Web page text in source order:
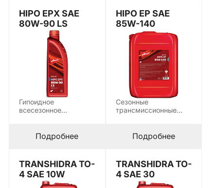
HIPO EPX SAE
80W-90 LS
Гипоидное
всесезонное
системой
противозадирных
ограничивающий…
Подробнее
HIPO EP SAE
85W-140
Сезонные
трансмиссионные
типов гипоидных
передач…
Подробнее
TRANSHIDRA TO-
4 SAE 10W
TRANSHIDRA TO-
4 SAE 30